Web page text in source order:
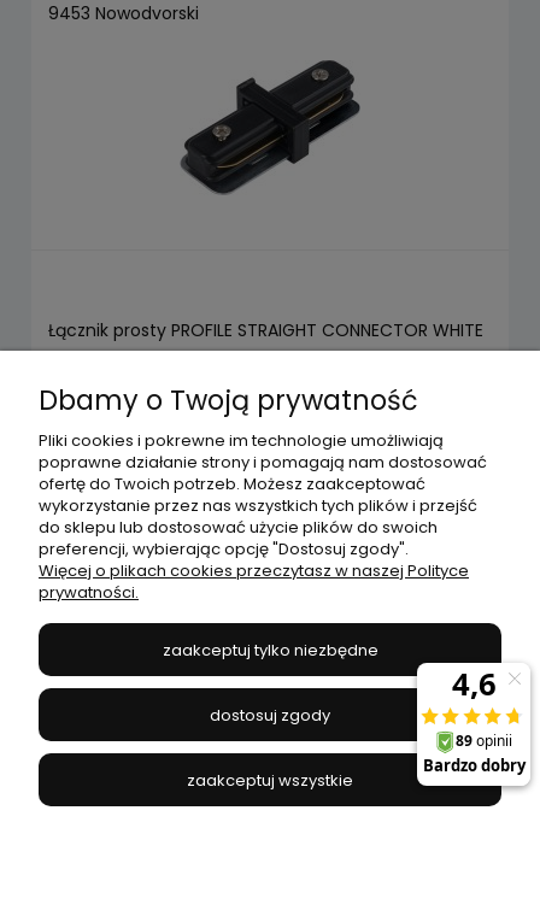
9453 Nowodvorski
Łącznik prosty PROFILE STRAIGHT CONNECTOR WHITE
Zaślepka do szyny PROFILE DEAD END CAP BLACK
Dbamy o Twoją prywatność
Pliki cookies i pokrewne im technologie umożliwiają
poprawne działanie strony i pomagają nam dostosować
ofertę do Twoich potrzeb. Możesz zaakceptować
wykorzystanie przez nas wszystkich tych plików i przejść
do sklepu lub dostosować użycie plików do swoich
preferencji, wybierając opcję "Dostosuj zgody".
Więcej o plikach cookies przeczytasz w naszej Polityce
prywatności.
zaakceptuj tylko niezbędne
dostosuj zgody
zaakceptuj wszystkie